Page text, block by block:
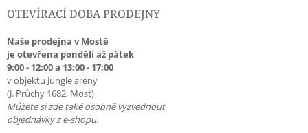
OTEVÍRACÍ DOBA PRODEJNY
Naše prodejna v Mostě
je otevřena pondělí až pátek
9:00 - 12:00 a 13:00 - 17:00
v objektu Jungle arény
(J. Průchy 1682, Most)
Můžete si zde také osobně vyzvednout
objednávky z e-shopu.